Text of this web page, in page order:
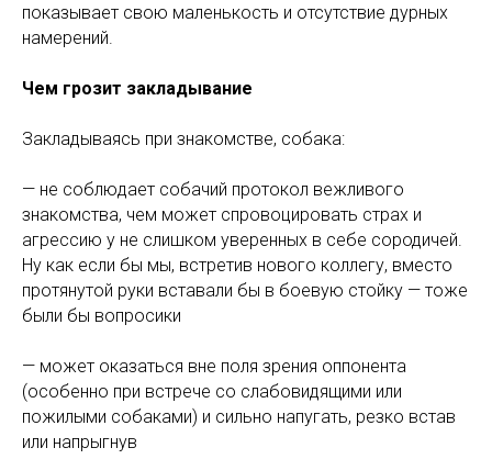
показывает свою маленькость и отсутствие дурных
намерений.
Чем грозит закладывание
Закладываясь при знакомстве, собака:
— не соблюдает собачий протокол вежливого
знакомства, чем может спровоцировать страх и
агрессию у не слишком уверенных в себе сородичей.
Ну как если бы мы, встретив нового коллегу, вместо
протянутой руки вставали бы в боевую стойку — тоже
были бы вопросики
— может оказаться вне поля зрения оппонента
(особенно при встрече со слабовидящими или
пожилыми собаками) и сильно напугать, резко встав
или напрыгнув